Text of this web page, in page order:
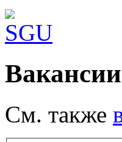
Хороший сайт о Joomla 3:
Вакансии
См. также